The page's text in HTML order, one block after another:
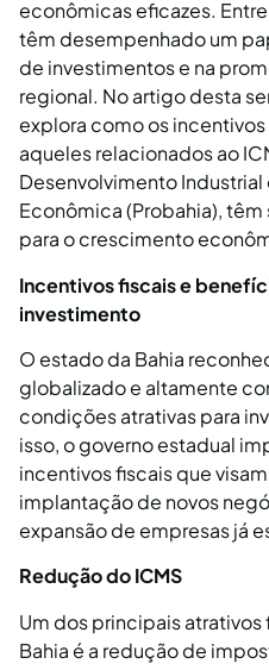
econômicas eficazes.
têm desempenhado um
de investimentos e na
regional. No artigo desta
explora como os
aqueles relacionados ao
Desenvolvimento
Econômica (Probahia),
para o crescimento
Incentivos fiscais e
investimento
O estado da Bahia
globalizado e altamente
condições atrativas para
isso, o governo estadual
incentivos fiscais que
implantação de novos
expansão de empresas já
Redução do ICMS
Um dos principais
Bahia é a redução de